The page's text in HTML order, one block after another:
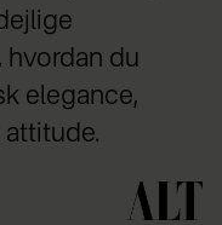
du
elegance,